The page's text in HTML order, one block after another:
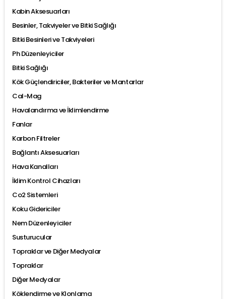
Kabin Aksesuarları
Besinler, Takviyeler ve Bitki Sağlığı
Bitki Besinleri ve Takviyeleri
Ph Düzenleyiciler
Bitki Sağlığı
Kök Güçlendiriciler, Bakteriler ve Mantarlar
Cal-Mag
Havalandırma ve İklimlendirme
Fanlar
Karbon Filtreler
Bağlantı Aksesuarları
Hava Kanalları
İklim Kontrol Cihazları
Co2 Sistemleri
Koku Gidericiler
Nem Düzenleyiciler
Susturucular
Topraklar ve Diğer Medyalar
Topraklar
Diğer Medyalar
Köklendirme ve Klonlama